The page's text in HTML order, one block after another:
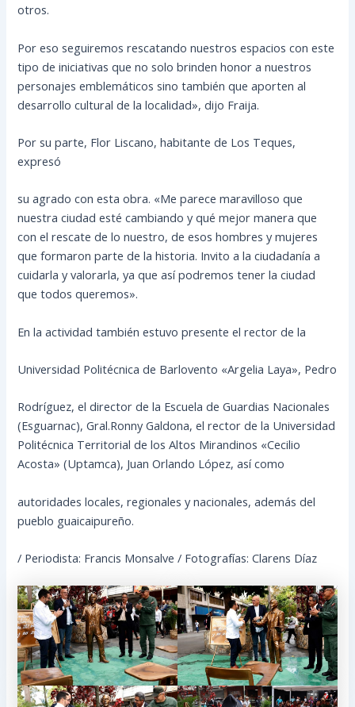
otros.
Por eso seguiremos rescatando nuestros espacios con este
tipo de iniciativas que no solo brinden honor a nuestros
personajes emblemáticos sino también que aporten al
desarrollo cultural de la localidad», dijo Fraija.
Por su parte, Flor Liscano, habitante de Los Teques,
expresó
su agrado con esta obra. «Me parece maravilloso que
nuestra ciudad esté cambiando y qué mejor manera que
con el rescate de lo nuestro, de esos hombres y mujeres
que formaron parte de la historia. Invito a la ciudadanía a
cuidarla y valorarla, ya que así podremos tener la ciudad
que todos queremos».
En la actividad también estuvo presente el rector de la
Universidad Politécnica de Barlovento «Argelia Laya», Pedro
Rodríguez, el director de la Escuela de Guardias Nacionales
(Esguarnac), Gral.Ronny Galdona, el rector de la Universidad
Politécnica Territorial de los Altos Mirandinos «Cecilio
Acosta» (Uptamca), Juan Orlando López, así como
autoridades locales, regionales y nacionales, además del
pueblo guaicaipureño.
/ Periodista: Francis Monsalve / Fotografías: Clarens Díaz